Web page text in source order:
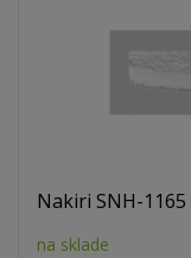
Nakiri SNH-
na sklade